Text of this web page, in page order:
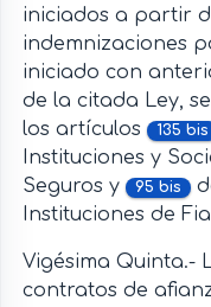
iniciados a partir
indemnizaciones
iniciado con
de la citada Ley,
los artículos
135 bis
Instituciones y
Seguros y
95 bis
Instituciones de
Vigésima Quinta.-
contratos de